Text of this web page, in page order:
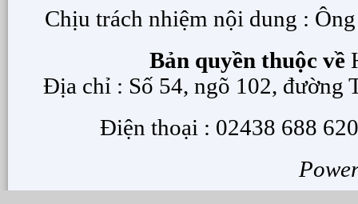
Chịu trách nhiệm nội dung :
Bản quyền thuộc về
Địa chỉ : Số 54, ngõ 102, đường
Điện thoại : 02438 688